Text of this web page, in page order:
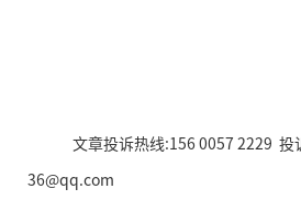
文章投诉热线:156 0057 2229 投
36@qq.com